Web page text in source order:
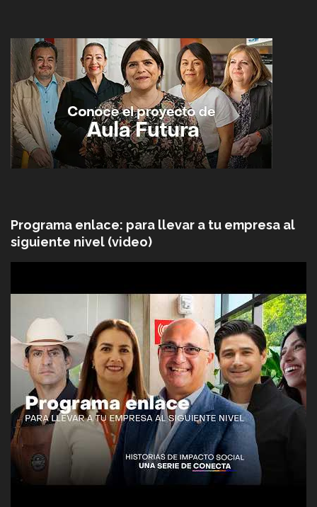
Programa enlace: para llevar a tu empresa al
siguiente nivel (video)